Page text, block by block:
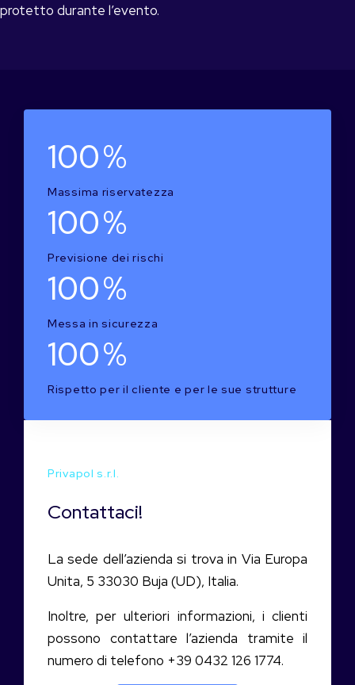
protetto durante l’evento.
100%
Massima riservatezza
100%
Previsione dei rischi
100%
Messa in sicurezza
100%
Rispetto per il cliente e per le sue strutture
Privapol s.r.l.
Contattaci!
La sede dell’azienda si trova in Via Europa
Unita, 5 33030 Buja (UD), Italia.
Inoltre, per ulteriori informazioni, i clienti
possono contattare l’azienda tramite il
numero di telefono +39 0432 126 1774.